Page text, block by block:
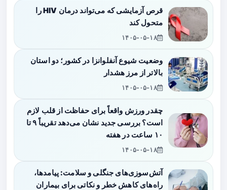
قرص آزمایشی که می‌تواند درمان HIV را
متحول کند
۱۴۰۵-۰۵-۱۸
وضعیت شیوع آنفلوانزا در کشور؛ دو استان
بالاتر از مرز هشدار
۱۴۰۵-۰۵-۱۸
چقدر ورزش واقعاً برای حفاظت از قلب لازم
است؟ بررسی جدید نشان می‌دهد تقریباً ۹ تا
۱۰ ساعت در هفته
۱۴۰۵-۰۵-۱۸
آتش‌سوزی‌های جنگلی و سلامت: پیامدها،
راه‌های کاهش خطر و نکاتی برای بیماران